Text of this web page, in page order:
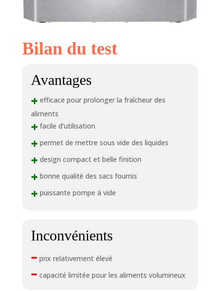
Bilan du test
Avantages
+ efficace pour prolonger la fraîcheur des
aliments
+ facile d’utilisation
+ permet de mettre sous vide des liquides
+ design compact et belle finition
+ bonne qualité des sacs fournis
+ puissante pompe à vide
Inconvénients
– prix relativement élevé
– capacité limitée pour les aliments volumineux